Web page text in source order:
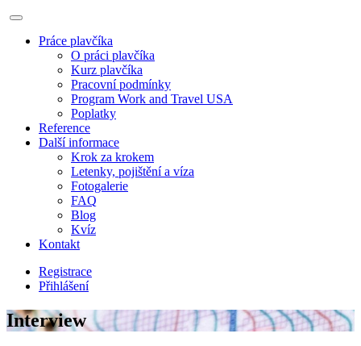
Práce plavčíka
O práci plavčíka
Kurz plavčíka
Pracovní podmínky
Program Work and Travel USA
Poplatky
Reference
Další informace
Krok za krokem
Letenky, pojištění a víza
Fotogalerie
FAQ
Blog
Kvíz
Kontakt
Registrace
Přihlášení
Interview